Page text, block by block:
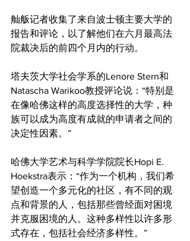
舢舨记者收集了来自波士顿主要大学的
报告和评论，以了解他们在六月最高法
院裁决后的前四个月内的行动。
塔夫茨大学社会学系的Lenore Stern和
Natascha Warikoo教授评论说：“特别是
在像哈佛这样的高度选择性的大学，种
族可以成为高度有成就的申请者之间的
决定性因素。”
哈佛大学艺术与科学学院院长Hopi E.
Hoekstra表示：“作为一个机构，我们希
望创造一个多元化的社区，有不同的观
点和背景的人，包括那些曾经面对困境
并克服困境的人。这种多样性以许多形
式存在，包括社会经济多样性。”